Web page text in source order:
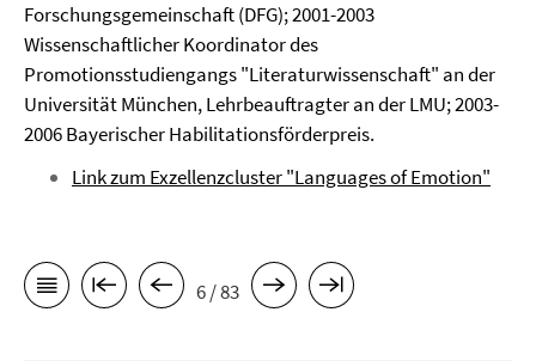
Forschungsgemeinschaft (DFG); 2001-2003
Wissenschaftlicher Koordinator des
Promotionsstudiengangs "Literaturwissenschaft" an der
Universität München, Lehrbeauftragter an der LMU; 2003-
2006 Bayerischer Habilitationsförderpreis.
Link zum Exzellenzcluster "Languages of Emotion"
6 / 83